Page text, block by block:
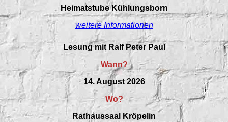
Heimatstube Kühlungsborn
weitere Informationen
Lesung mit Ralf Peter Paul
Wann?
14. August 2026
Wo?
Rathaussaal Kröpelin